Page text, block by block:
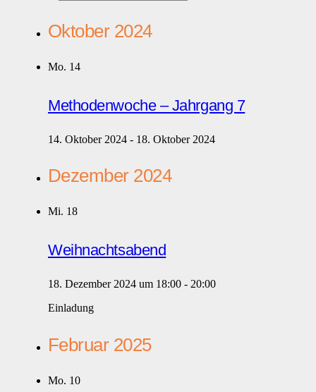
Oktober 2024
Mo. 14
Methodenwoche – Jahrgang 7
14. Oktober 2024 - 18. Oktober 2024
Dezember 2024
Mi. 18
Weihnachtsabend
18. Dezember 2024 um 18:00 - 20:00
Einladung
Februar 2025
Mo. 10